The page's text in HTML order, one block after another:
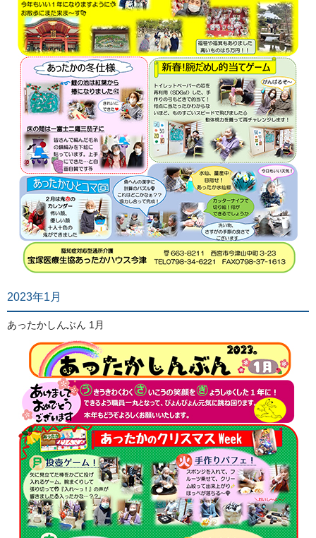
2023年1月
あったかしんぶん 1月